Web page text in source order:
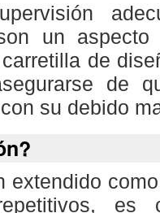
un aspecto
de
de
su debido
extendido
es